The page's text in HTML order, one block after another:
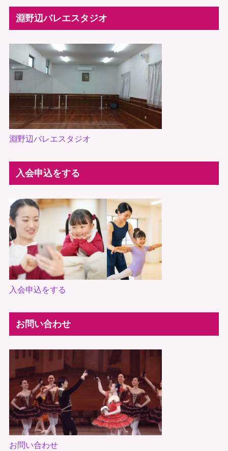
淵野辺バレエスタジオ
淵野辺バレエスタジオ
入会申込をする
入会申込をする
お問い合わせ
お問い合わせ